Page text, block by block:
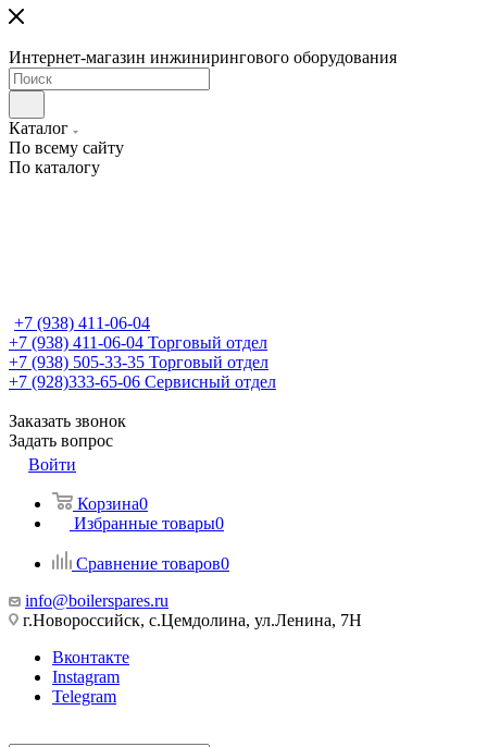
Интернет-магазин инжинирингового оборудования
Каталог
По всему сайту
По каталогу
+7 (938) 411-06-04
+7 (938) 411-06-04 Торговый отдел
+7 (938) 505-33-35 Торговый отдел
+7 (928)333-65-06 Сервисный отдел
Заказать звонок
Задать вопрос
Войти
Корзина0
Избранные товары0
Сравнение товаров0
info@boilerspares.ru
г.Новороссийск, с.Цемдолина, ул.Ленина, 7Н
Вконтакте
Instagram
Telegram